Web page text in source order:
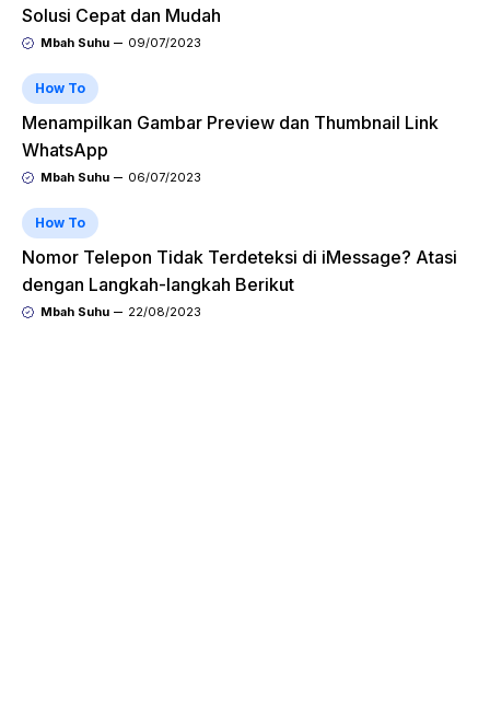
Solusi Cepat dan Mudah
Mbah Suhu 09/07/2023
How To
Menampilkan Gambar Preview dan Thumbnail Link
WhatsApp
Mbah Suhu 06/07/2023
How To
Nomor Telepon Tidak Terdeteksi di iMessage? Atasi
dengan Langkah-langkah Berikut
Mbah Suhu 22/08/2023